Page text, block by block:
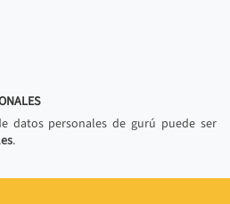
datos personales de gurú puede ser
.